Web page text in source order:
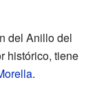
del Anillo del
histórico, tiene
.